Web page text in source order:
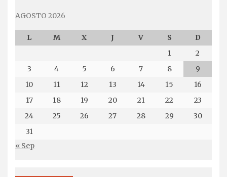
AGOSTO 2026
L M X J V S
D
1
2
3
4 5 6 7 8
9
10
11 12 13 14 15
16
17
18 19 20 21 22
23
24
25 26 27 28 29
30
31
« Sep